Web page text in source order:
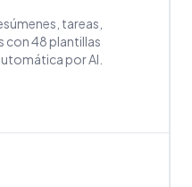
tareas,
con 48 plantillas
por AI.